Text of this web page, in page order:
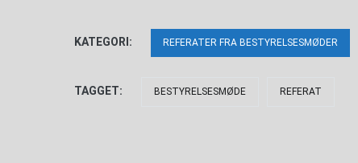
KATEGORI: REFERATER FRA BESTYRELSESMØDER
TAGGET: BESTYRELSESMØDE REFERAT